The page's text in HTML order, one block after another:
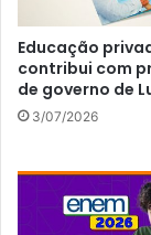
Educação
contribui com
de governo de
3/07/2026